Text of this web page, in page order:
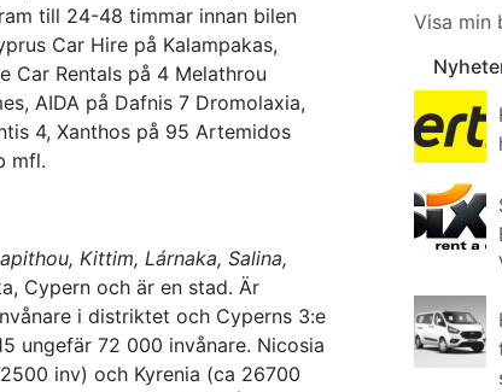
till 24-48 timmar innan bilen
Car Hire på Kalampakas,
Car Rentals på 4 Melathrou
AIDA på Dafnis 7 Dromolaxia,
4, Xanthos på 95 Artemidos
mfl.
Kittim, Lárnaka, Salina,
Cypern och är en stad. Är
i distriktet och Cyperns 3:e
ungefär 72 000 invånare. Nicosia
inv) och Kyrenia (ca 26700
Visa min